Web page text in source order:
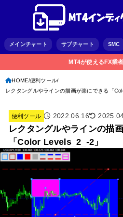
メインチャート サブチャート SMC
MT4が使えるFX業
HOME 便利ツール
レクタングルやラインの描画が楽にできる「
便利ツール 2022.06.16
レクタングルやラインの描
「Color Levels_2_-2」